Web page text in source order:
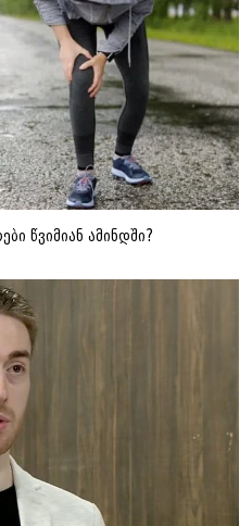
წვიმიან ამინდში?